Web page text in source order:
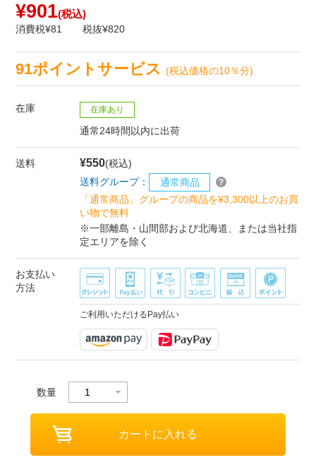
¥901(税込)
消費税¥81 税抜¥820
91ポイントサービス(税込価格の10％分)
在庫 在庫あり
通常24時間以内に出荷
送料 ¥550(税込)
送料グループ：
通常商品
「通常商品」グループの商品を¥3,300以上のお買
い物で無料
※一部離島・山間部および北海道、または当社指
定エリアを除く
お支払い
方法
ご利用いただけるPay払い
数量